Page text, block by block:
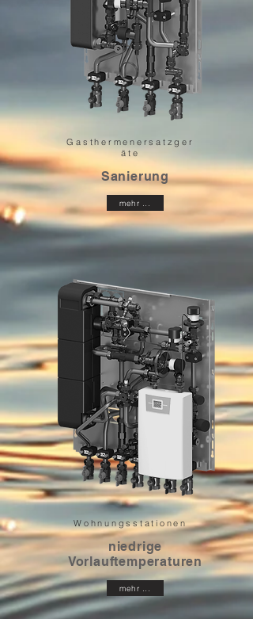
Gasthermenersatzger
äte
Sanierung
mehr ...
Wohnungsstationen
niedrige
Vorlauftemperaturen
mehr ...